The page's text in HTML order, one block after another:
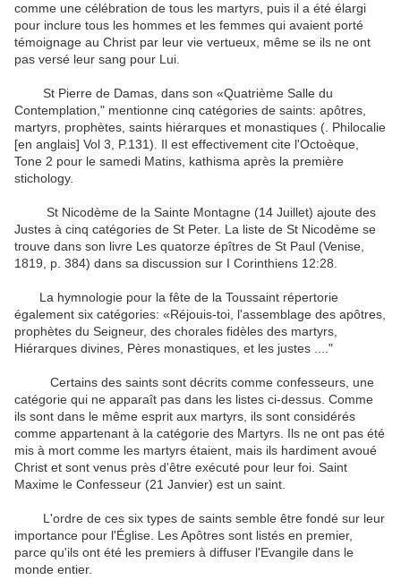
comme une célébration de tous les martyrs, puis il a été élargi
pour inclure tous les hommes et les femmes qui avaient porté
témoignage au Christ par leur vie vertueux, même se ils ne ont
pas versé leur sang pour Lui.
St Pierre de Damas, dans son «Quatrième Salle du
Contemplation," mentionne cinq catégories de saints: apôtres,
martyrs, prophètes, saints hiérarques et monastiques (. Philocalie
[en anglais] Vol 3, P.131). Il est effectivement cite l'Octoèque,
Tone 2 pour le samedi Matins, kathisma après la première
stichology.
St Nicodème de la Sainte Montagne (14 Juillet) ajoute des
Justes à cinq catégories de St Peter. La liste de St Nicodème se
trouve dans son livre Les quatorze épîtres de St Paul (Venise,
1819, p. 384) dans sa discussion sur I Corinthiens 12:28.
La hymnologie pour la fête de la Toussaint répertorie
également six catégories: «Réjouis-toi, l'assemblage des apôtres,
prophètes du Seigneur, des chorales fidèles des martyrs,
Hiérarques divines, Pères monastiques, et les justes ...."
Certains des saints sont décrits comme confesseurs, une
catégorie qui ne apparaît pas dans les listes ci-dessus. Comme
ils sont dans le même esprit aux martyrs, ils sont considérés
comme appartenant à la catégorie des Martyrs. Ils ne ont pas été
mis à mort comme les martyrs étaient, mais ils hardiment avoué
Christ et sont venus près d'être exécuté pour leur foi. Saint
Maxime le Confesseur (21 Janvier) est un saint.
L'ordre de ces six types de saints semble être fondé sur leur
importance pour l'Église. Les Apôtres sont listés en premier,
parce qu'ils ont été les premiers à diffuser l'Evangile dans le
monde entier.